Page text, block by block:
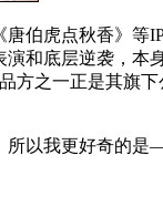
伯虎点秋香》等
和底层逆袭，本
方之一正是其旗
所以我更好奇的